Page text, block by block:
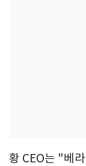
황 CEO는 "베